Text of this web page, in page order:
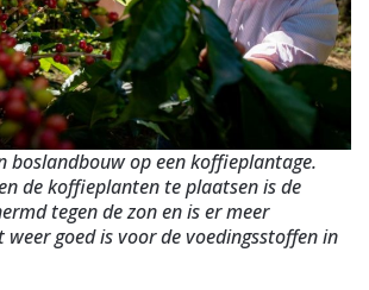
boslandbouw op een koffieplantage.
de koffieplanten te plaatsen is de
tegen de zon en is er meer
goed is voor de voedingsstoffen in